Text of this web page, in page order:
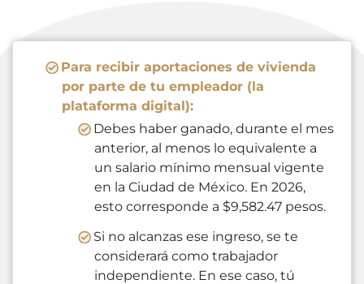
Para recibir aportaciones de vivienda
por parte de tu empleador (la
plataforma digital):
Debes haber ganado, durante el mes
anterior, al menos lo equivalente a
un salario mínimo mensual vigente
en la Ciudad de México. En 2026,
esto corresponde a $9,582.47 pesos.
Si no alcanzas ese ingreso, se te
considerará como trabajador
independiente. En ese caso, tú